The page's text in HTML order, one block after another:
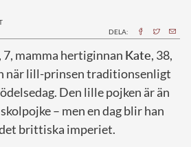
DELA:
7, mamma hertiginnan Kate, 38,
när lill-prinsen traditionsenligt
Den lille pojken är än
– men en dag blir han
brittiska imperiet.